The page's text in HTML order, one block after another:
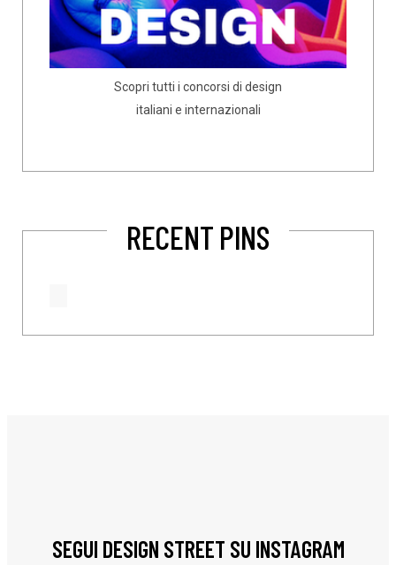
Scopri tutti i concorsi di design
italiani e internazionali
RECENT PINS
SEGUI DESIGN STREET SU INSTAGRAM